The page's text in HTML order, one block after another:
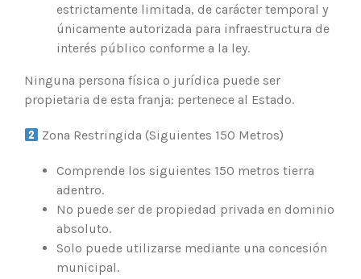
estrictamente limitada, de carácter temporal y
únicamente autorizada para infraestructura de
interés público conforme a la ley.
Ninguna persona física o jurídica puede ser
propietaria de esta franja: pertenece al Estado.
Zona Restringida (Siguientes 150 Metros)
Comprende los siguientes 150 metros tierra
adentro.
No puede ser de propiedad privada en dominio
absoluto.
Solo puede utilizarse mediante una concesión
municipal.